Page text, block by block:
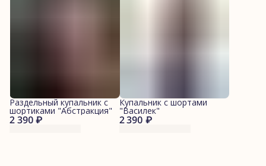
2 390 ₽
Раздельный купальник с
шортиками "Абстракция"
2 390 ₽
Купальник с шортами
"Василек"